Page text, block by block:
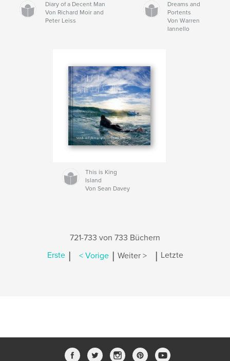
Diary of a Decent Man
Von Richard Moir and
Peter Leiss
Dreams and
Portents
Von Warren
Iannello
This is King
Island
Von Sean Davey
721-733 von 733 Büchern
Erste | < Vorige | Weiter > | Letzte